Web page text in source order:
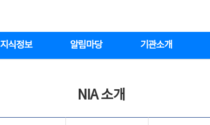
지식정보 알림마당 기관소개
NIA 소개